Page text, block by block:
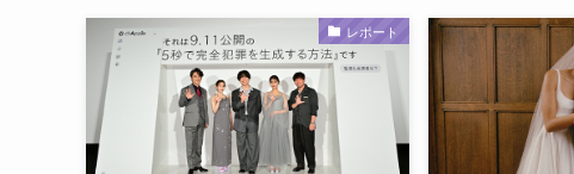
レポート